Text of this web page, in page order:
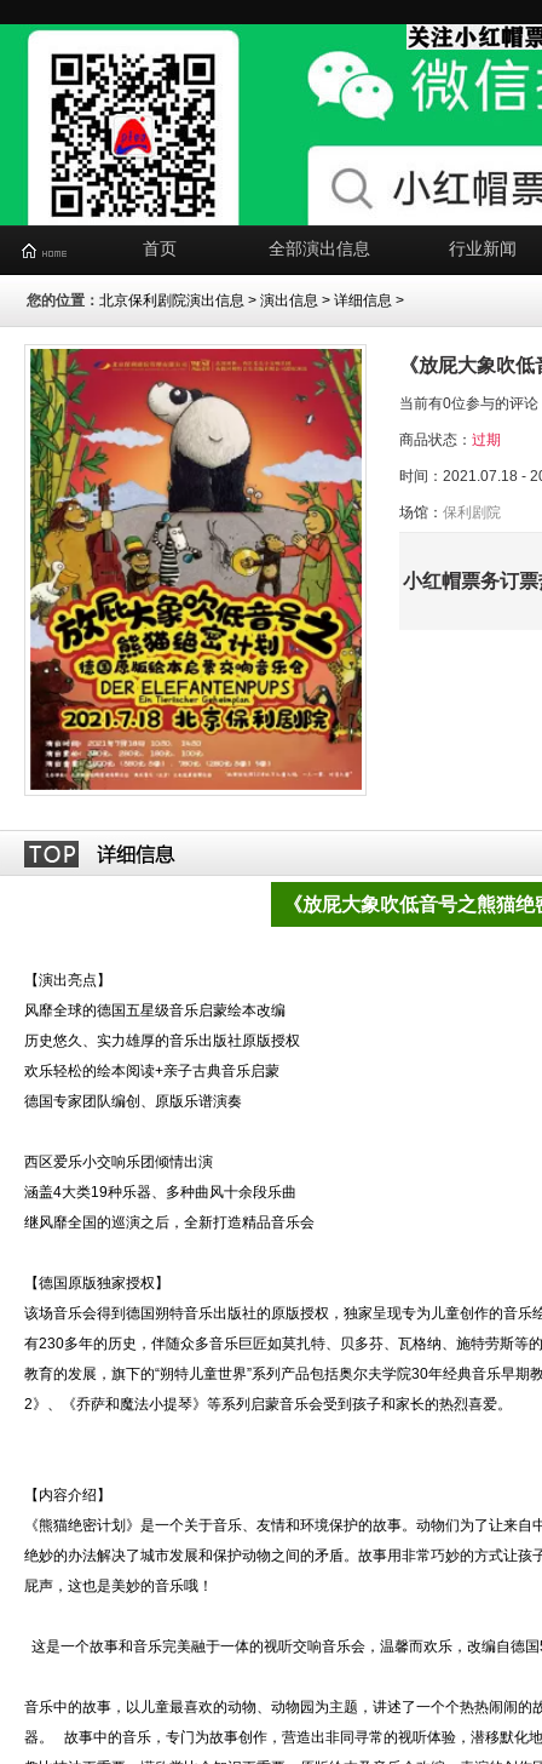
首页 全部演出信息 行业新闻
您的位置： 北京保利剧院演出信息 > 演出信息 > 详细信息 >
《放屁大象吹
当前有0位参与的评论
商品状态： 过期
时间：2021.07.18 -
场馆： 保利剧院
小红帽票务订
《放屁大象吹低音号之熊猫
【演出亮点】
风靡全球的德国五星级音乐启蒙绘本改编
历史悠久、实力雄厚的音乐出版社原版授权
欢乐轻松的绘本阅读+亲子古典音乐启蒙
德国专家团队编创、原版乐谱演奏
西区爱乐小交响乐团倾情出演
涵盖4大类19种乐器、多种曲风十余段乐曲
继风靡全国的巡演之后，全新打造精品音乐会
【德国原版独家授权】
该场音乐会得到德国朔特音乐出版社的原版授权，独家呈现专为儿童创作的音
有230多年的历史，伴随众多音乐巨匠如莫扎特、贝多芬、瓦格纳、施特劳斯
教育的发展，旗下的“朔特儿童世界”系列产品包括奥尔夫学院30年经典音乐早
2》、《乔萨和魔法小提琴》等系列启蒙音乐会受到孩子和家长的热烈喜爱。
【内容介绍】
《熊猫绝密计划》是一个关于音乐、友情和环境保护的故事。动物们为了让来
绝妙的办法解决了城市发展和保护动物之间的矛盾。故事用非常巧妙的方式让
屁声，这也是美妙的音乐哦！
这是一个故事和音乐完美融于一体的视听交响音乐会，温馨而欢乐，改编自德
音乐中的故事，以儿童最喜欢的动物、动物园为主题，讲述了一个个热热闹闹
器。 故事中的音乐，专门为故事创作，营造出非同寻常的视听体验，潜移默